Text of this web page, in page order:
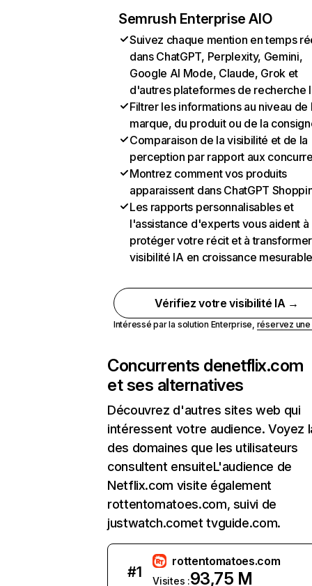
Semrush Enterprise AIO
Suivez chaque mention en temps
dans ChatGPT, Perplexity, Gemini,
Google AI Mode, Claude, Grok et
d'autres plateformes de recherche
Filtrer les informations au niveau de
marque, du produit ou de la
Comparaison de la visibilité et de la
perception par rapport aux
Montrez comment vos produits
apparaissent dans ChatGPT
Les rapports personnalisables et
l'assistance d'experts vous aident à
protéger votre récit et à
visibilité IA en croissance
Vérifiez votre visibilité IA →
Intéressé par la solution Enterprise, réservez
Concurrents denetflix.com
et ses alternatives
Découvrez d'autres sites web qui
intéressent votre audience. Voyez
des domaines que les utilisateurs
consultent ensuiteL'audience de
Netflix.com visite également
rottentomatoes.com, suivi de
justwatch.comet tvguide.com.
#1
rottentomatoes.com
Visites :93,75 M